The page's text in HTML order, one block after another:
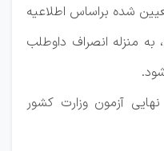
شده براساس اطلاعیه
به منزله انصراف داوطلب
آزمون وزارت کشور